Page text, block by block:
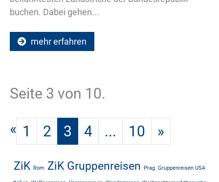
buchen. Dabei gehen...
mehr erfahren
Seite 3 von 10.
« 1 2 3 4 ... 10 »
ZiK Rom ZiK Gruppenreisen Prag Gruppenreisen USA